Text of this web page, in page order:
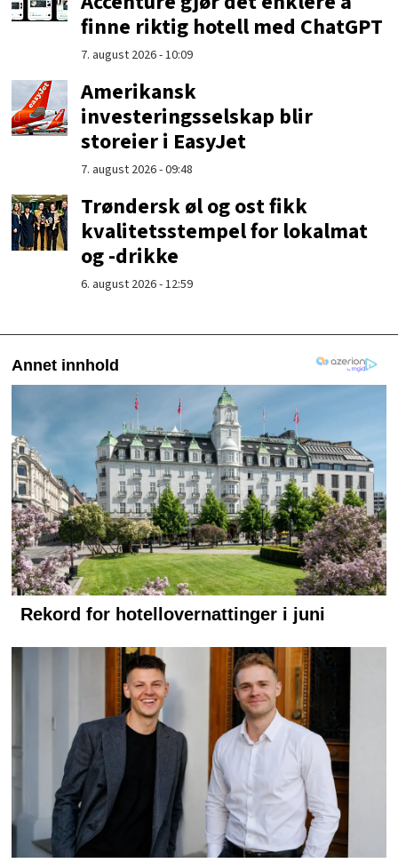
finne riktig hotell med ChatGPT
7. august 2026 - 10:09
Amerikansk
investeringsselskap blir
storeier i EasyJet
7. august 2026 - 09:48
Trøndersk øl og ost fikk
kvalitetsstempel for lokalmat
og -drikke
6. august 2026 - 12:59